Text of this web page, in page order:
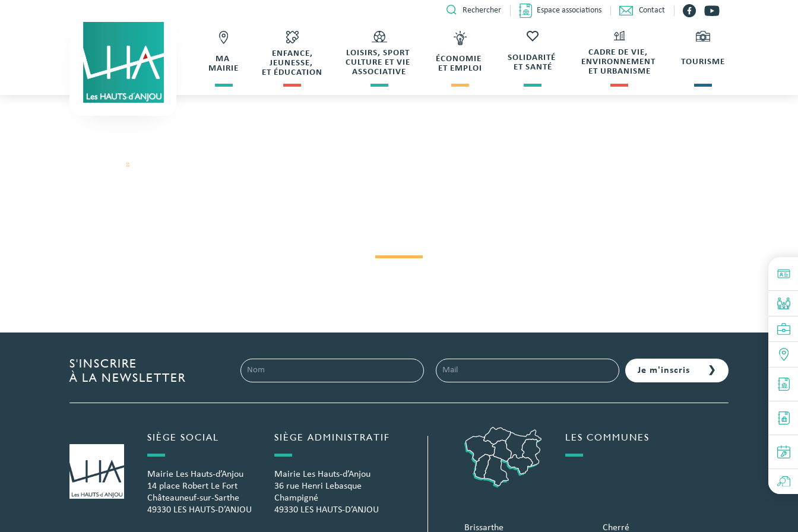
Rechercher Espace associations Contact
MA
MAIRIE
ENFANCE,
JEUNESSE,
ET ÉDUCATION
LOISIRS, SPORT
CULTURE ET VIE
ASSOCIATIVE
ÉCONOMIE
ET EMPLOI
SOLIDARITÉ
ET SANTÉ
CADRE DE VIE,
ENVIRONNEMENT
ET URBANISME
TOURISME
»
S'INSCRIRE
À LA NEWSLETTER
SIÈGE SOCIAL
Mairie Les Hauts-d’Anjou
14 place Robert Le Fort
Châteauneuf-sur-Sarthe
49330 LES HAUTS-D’ANJOU
SIÈGE ADMINISTRATIF
Mairie Les Hauts-d’Anjou
36 rue Henri Lebasque
Champigné
49330 LES HAUTS-D’ANJOU
LES COMMUNES
Brissarthe Cherré